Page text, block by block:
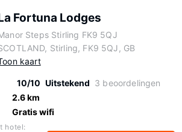
Fortuna Lodges
Steps Stirling FK9 5QJ
Stirling, FK9 5QJ, GB
kaart
10/10 Uitstekend 3 beoordelingen
2.6 km
Gratis wifi
hotel: